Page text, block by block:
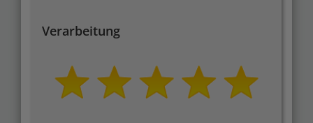
Verarbeitung